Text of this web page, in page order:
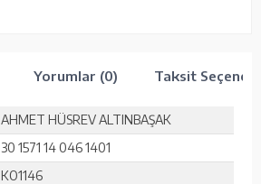
Yorumlar (0) Taksit
AHMET HÜSREV ALTINBAŞAK
30 1571 14 046 1401
KO1146